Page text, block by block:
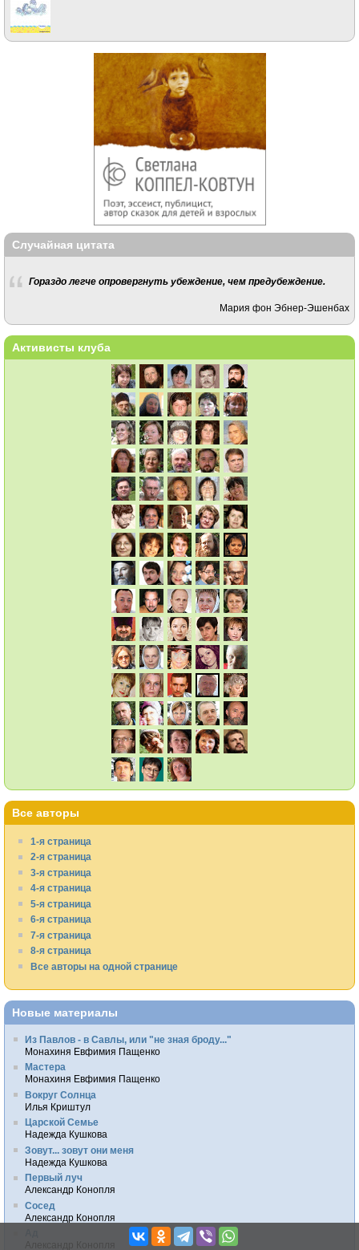
Случайная цитата
Гораздо легче опровергнуть убеждение, чем предубеждение.
Мария фон Эбнер-Эшенбах
Активисты клуба
Все авторы
1-я страница
2-я страница
3-я страница
4-я страница
5-я страница
6-я страница
7-я страница
8-я страница
Все авторы на одной странице
Новые материалы
Из Павлов - в Савлы, или "не зная броду..."
Монахиня Евфимия Пащенко
Мастера
Монахиня Евфимия Пащенко
Вокруг Солнца
Илья Криштул
Царской Семье
Надежда Кушкова
Зовут... зовут они меня
Надежда Кушкова
Первый луч
Александр Конопля
Сосед
Александр Конопля
Александр Конопля